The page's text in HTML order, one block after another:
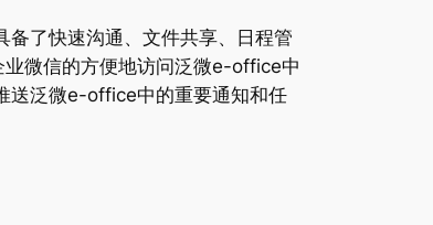
了快速沟通、文件共享、日程管
微信的方便地访问泛微e-office中
送泛微e-office中的重要通知和任